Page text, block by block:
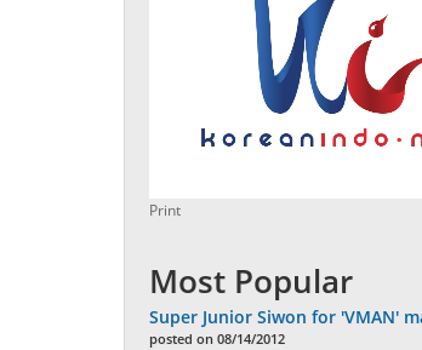
Print
Most Popular
Super Junior Siwon for 'VMAN'
posted on 08/14/2012